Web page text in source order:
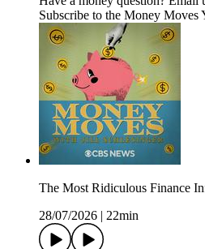
Subscribe to the Money Moves
The Most Ridiculous Finance
28/07/2026
22min